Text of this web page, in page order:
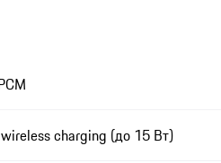
charging (до 15 Вт)